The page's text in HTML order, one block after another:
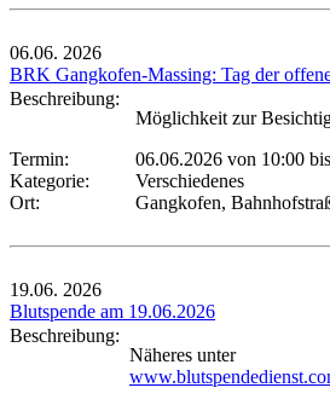
06.06. 2026
BRK Gangkofen-Massing: Tag der
Beschreibung:
Möglichkeit zur
Termin:
06.06.2026 von 10:00
Kategorie:
Verschiedenes
Ort:
Gangkofen,
19.06. 2026
Blutspende am 19.06.2026
Beschreibung:
Näheres unter